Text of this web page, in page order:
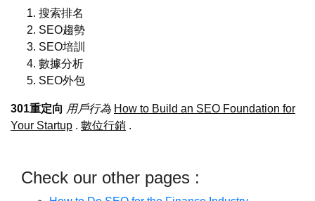
搜索排名
SEO趨勢
SEO培訓
數據分析
SEO外包
301重定向 用戶行為 How to Build an SEO Foundation for
Your Startup . 數位行銷 .
Check our other pages :